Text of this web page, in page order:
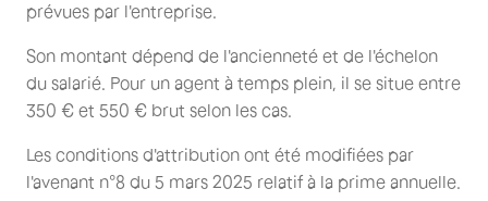
prévues par l'entreprise.
Son montant dépend de l'ancienneté et de l'échelon
du salarié. Pour un agent à temps plein, il se situe entre
350 € et 550 € brut selon les cas.
Les conditions d'attribution ont été modifiées par
l'avenant n°8 du 5 mars 2025 relatif à la prime annuelle.